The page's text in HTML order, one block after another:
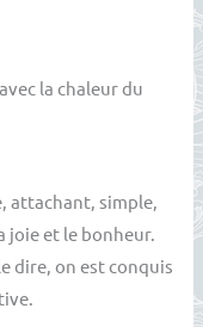
la chaleur du
attachant, simple,
joie et le bonheur.
dire, on est conquis